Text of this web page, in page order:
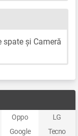
spate și Cameră
Oppo
LG
Google
Tecno